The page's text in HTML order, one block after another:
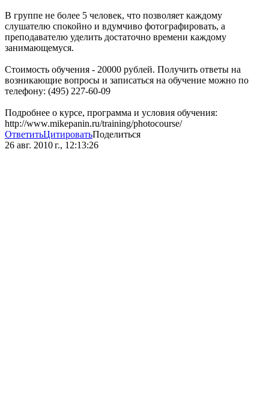
В группе не более 5 человек, что позволяет каждому
слушателю спокойно и вдумчиво фотографировать, а
преподавателю уделить достаточно времени каждому
занимающемуся.
Стоимость обучения - 20000 рублей. Получить ответы на
возникающие вопросы и записаться на обучение можно по
телефону: (495) 227-60-09
Подробнее о курсе, программа и условия обучения:
http://www.mikepanin.ru/training/photocourse/
ОтветитьЦитироватьПоделиться
26 авг. 2010 г., 12:13:26